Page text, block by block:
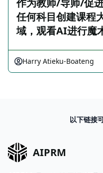
作为教师/导师/促
任何科目创建课程
域，观看AI进行魔
Harry Atieku-Boateng
以下链接
AIPRM